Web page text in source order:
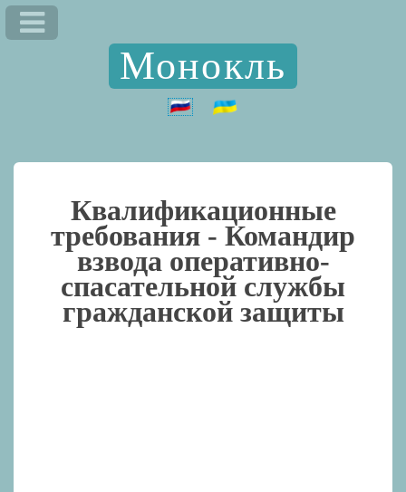
Монокль
Квалификационные
требования - Командир
взвода оперативно-
спасательной службы
гражданской защиты